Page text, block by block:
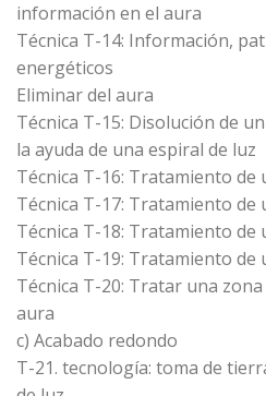
información en el aura
Técnica T-14: Información,
energéticos
Eliminar del aura
Técnica T-15: Disolución de
la ayuda de una espiral de luz
Técnica T-16: Tratamiento de
Técnica T-17: Tratamiento de
Técnica T-18: Tratamiento
Técnica T-19: Tratamiento de
Técnica T-20: Tratar una
aura
c) Acabado redondo
T-21. tecnología: toma de